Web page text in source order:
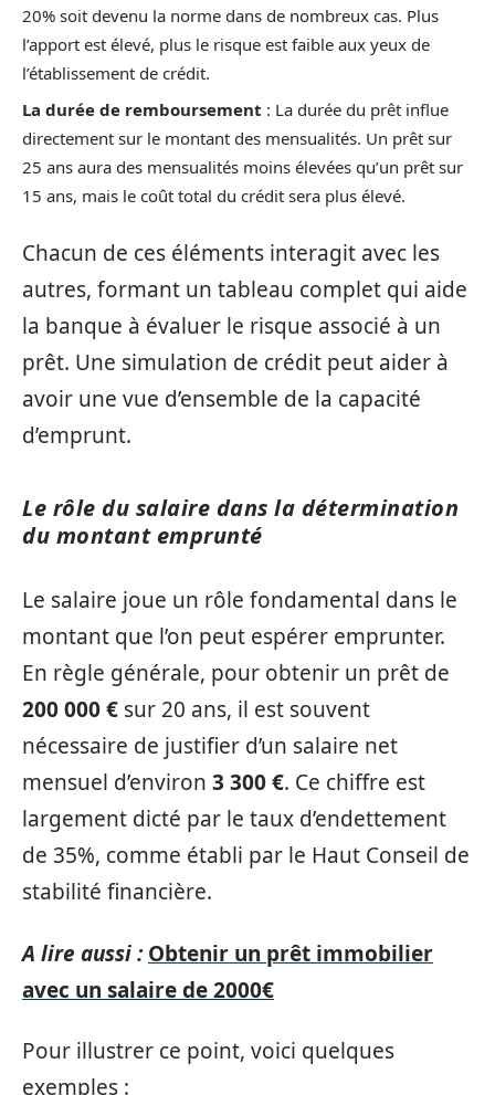
20% soit devenu la norme dans de nombreux cas. Plus
l’apport est élevé, plus le risque est faible aux yeux de
l’établissement de crédit.
La durée de remboursement : La durée du prêt influe
directement sur le montant des mensualités. Un prêt sur
25 ans aura des mensualités moins élevées qu’un prêt sur
15 ans, mais le coût total du crédit sera plus élevé.
Chacun de ces éléments interagit avec les
autres, formant un tableau complet qui aide
la banque à évaluer le risque associé à un
prêt. Une simulation de crédit peut aider à
avoir une vue d’ensemble de la capacité
d’emprunt.
Le rôle du salaire dans la détermination
du montant emprunté
Le salaire joue un rôle fondamental dans le
montant que l’on peut espérer emprunter.
En règle générale, pour obtenir un prêt de
200 000 € sur 20 ans, il est souvent
nécessaire de justifier d’un salaire net
mensuel d’environ 3 300 €. Ce chiffre est
largement dicté par le taux d’endettement
de 35%, comme établi par le Haut Conseil de
stabilité financière.
A lire aussi : Obtenir un prêt immobilier
avec un salaire de 2000€
Pour illustrer ce point, voici quelques
exemples :